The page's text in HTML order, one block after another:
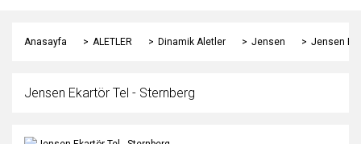
Anasayfa ALETLER Dinamik Aletler Jensen Jensen
Jensen Ekartör Tel - Sternberg